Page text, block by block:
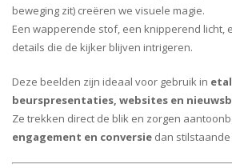
beweging zit) creëren we visuele magie.
Een wapperende stof, een knipperend licht,
details die de kijker blijven intrigeren.
Deze beelden zijn ideaal voor gebruik in
beurspresentaties, websites en
Ze trekken direct de blik en zorgen
engagement en conversie dan